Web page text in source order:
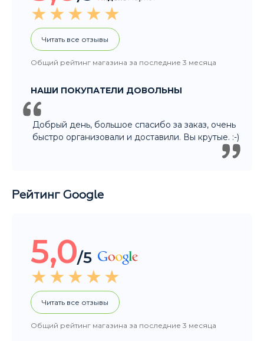
Читать все отзывы
Общий рейтинг магазина за последние 3 месяца
Добрый день, большое спасибо за заказ, очень
быстро организовали и доставили. Вы крутые. :-)
5,0
Читать все отзывы
Общий рейтинг магазина за последние 3 месяца